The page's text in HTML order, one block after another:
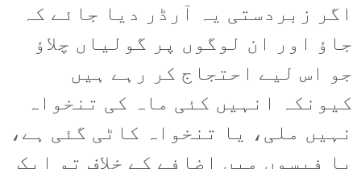
اگر زبردستی یہ آرڈر دیا جائے کہ
جاؤ اور ان لوگوں پر گولیاں چلاؤ
جو اس لیے احتجاج کر رہے ہیں
کیونکہ انہیں کئی ماہ کی تنخواہ
نہیں ملی، یا تنخواہ کاٹی گئی ہے،